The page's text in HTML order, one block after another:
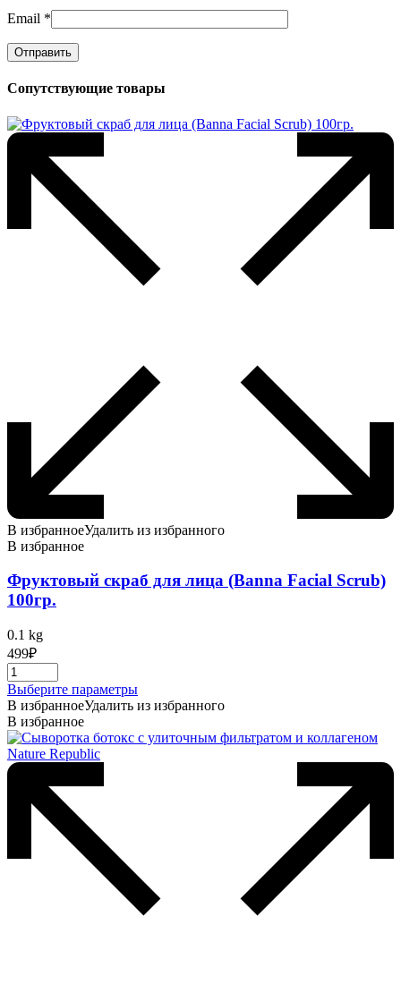
Email *
Сопутствующие товары
В избранноеУдалить из избранного
В избранное
Фруктовый скраб для лица (Banna Facial Scrub)
100гр.
0.1 kg
499₽
Выберите параметрыЭтот
товар
несколько
В избранноеУдалить из избранного
В избранное